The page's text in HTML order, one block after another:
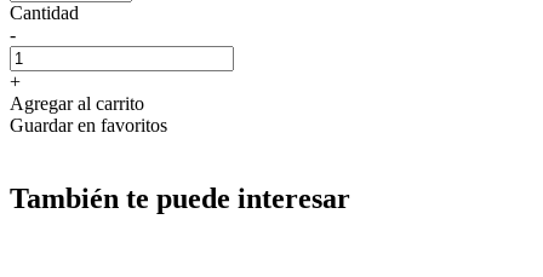
Cantidad
-
+
Agregar al carrito
Guardar en favoritos
También te puede interesar